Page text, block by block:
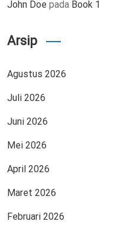
John Doe pada Book 1
Arsip
Agustus 2026
Juli 2026
Juni 2026
Mei 2026
April 2026
Maret 2026
Februari 2026